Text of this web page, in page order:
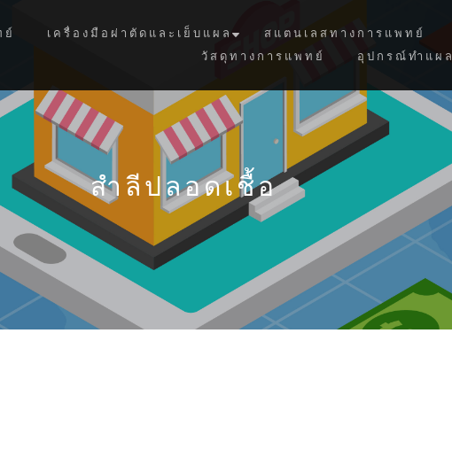
เครื่องมือผ่าตัดและเย็บแผล สแตนเลสทางการแพทย์
วัสดุทางการแพทย์
อุปกรณ์ทำแผล
สำลีปลอดเชื้อ